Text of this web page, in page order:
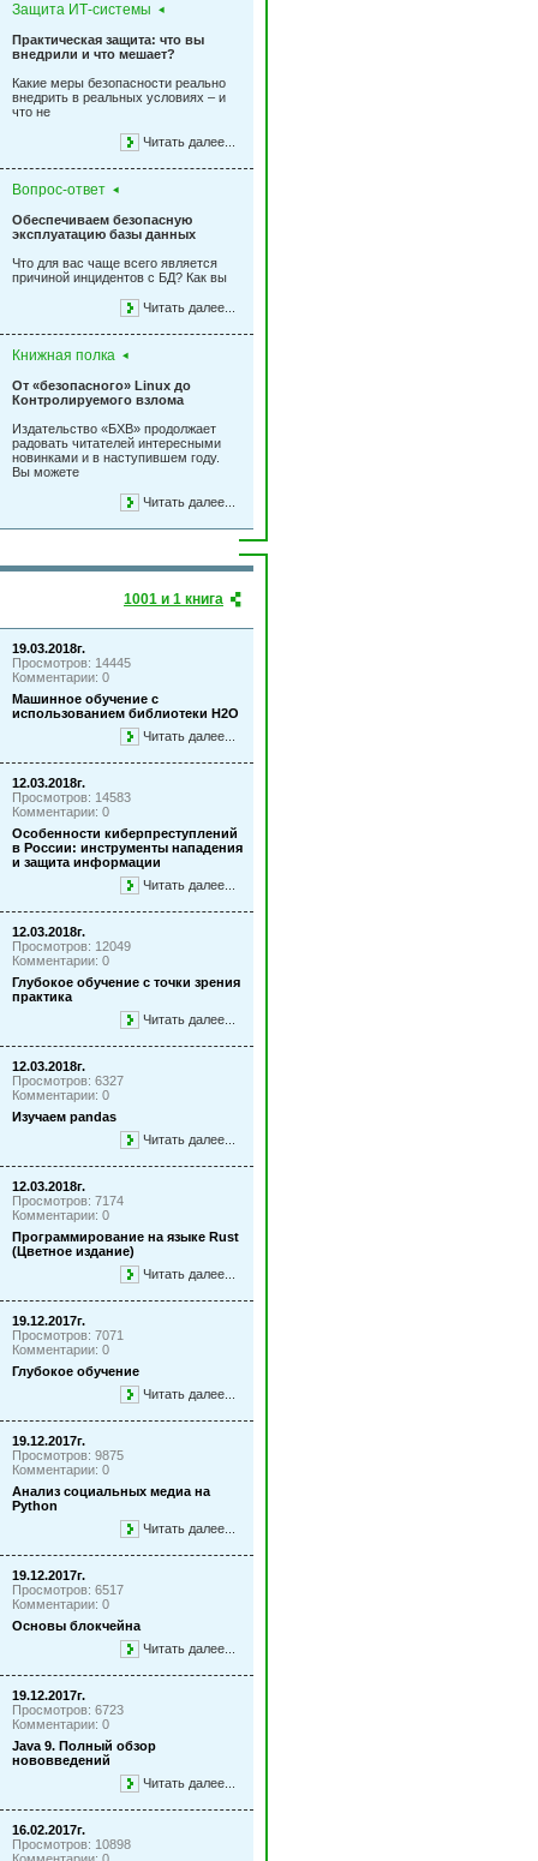
Защита ИТ-системы
Практическая защита: что вы
внедрили и что мешает?
Какие меры безопасности реально
внедрить в реальных условиях – и
что не
Читать далее...
Вопрос-ответ
Обеспечиваем безопасную
эксплуатацию базы данных
Что для вас чаще всего является
причиной инцидентов с БД? Как вы
Читать далее...
Книжная полка
От «безопасного» Linux до
Контролируемого взлома
Издательство «БХВ» продолжает
радовать читателей интересными
новинками и в наступившем году.
Вы можете
Читать далее...
1001 и 1 книга
19.03.2018г.
Просмотров: 14445
Комментарии: 0
Машинное обучение с
использованием библиотеки Н2О
Читать далее...
12.03.2018г.
Просмотров: 14583
Комментарии: 0
Особенности киберпреступлений
в России: инструменты нападения
и защита информации
Читать далее...
12.03.2018г.
Просмотров: 12049
Комментарии: 0
Глубокое обучение с точки зрения
практика
Читать далее...
12.03.2018г.
Просмотров: 6327
Комментарии: 0
Изучаем pandas
Читать далее...
12.03.2018г.
Просмотров: 7174
Комментарии: 0
Программирование на языке Rust
(Цветное издание)
Читать далее...
19.12.2017г.
Просмотров: 7071
Комментарии: 0
Глубокое обучение
Читать далее...
19.12.2017г.
Просмотров: 9875
Комментарии: 0
Анализ социальных медиа на
Python
Читать далее...
19.12.2017г.
Просмотров: 6517
Комментарии: 0
Основы блокчейна
Читать далее...
19.12.2017г.
Просмотров: 6723
Комментарии: 0
Java 9. Полный обзор
нововведений
Читать далее...
16.02.2017г.
Просмотров: 10898